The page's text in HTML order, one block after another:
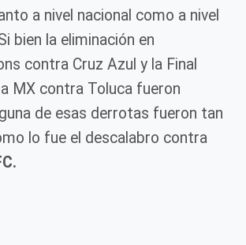
a nivel nacional como a nivel
bien la eliminación en
contra Cruz Azul y la Final
MX contra Toluca fueron
de esas derrotas fueron tan
lo fue el descalabro contra